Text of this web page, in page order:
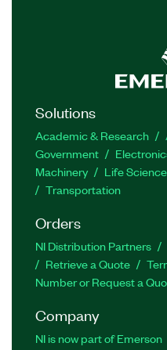
Solutions
Academic & Research
Government
Machinery
Life
Transportation
Orders
NI Distribution Partners
Retrieve a Quote
Number or Request a
Company
NI is now part of Emerson